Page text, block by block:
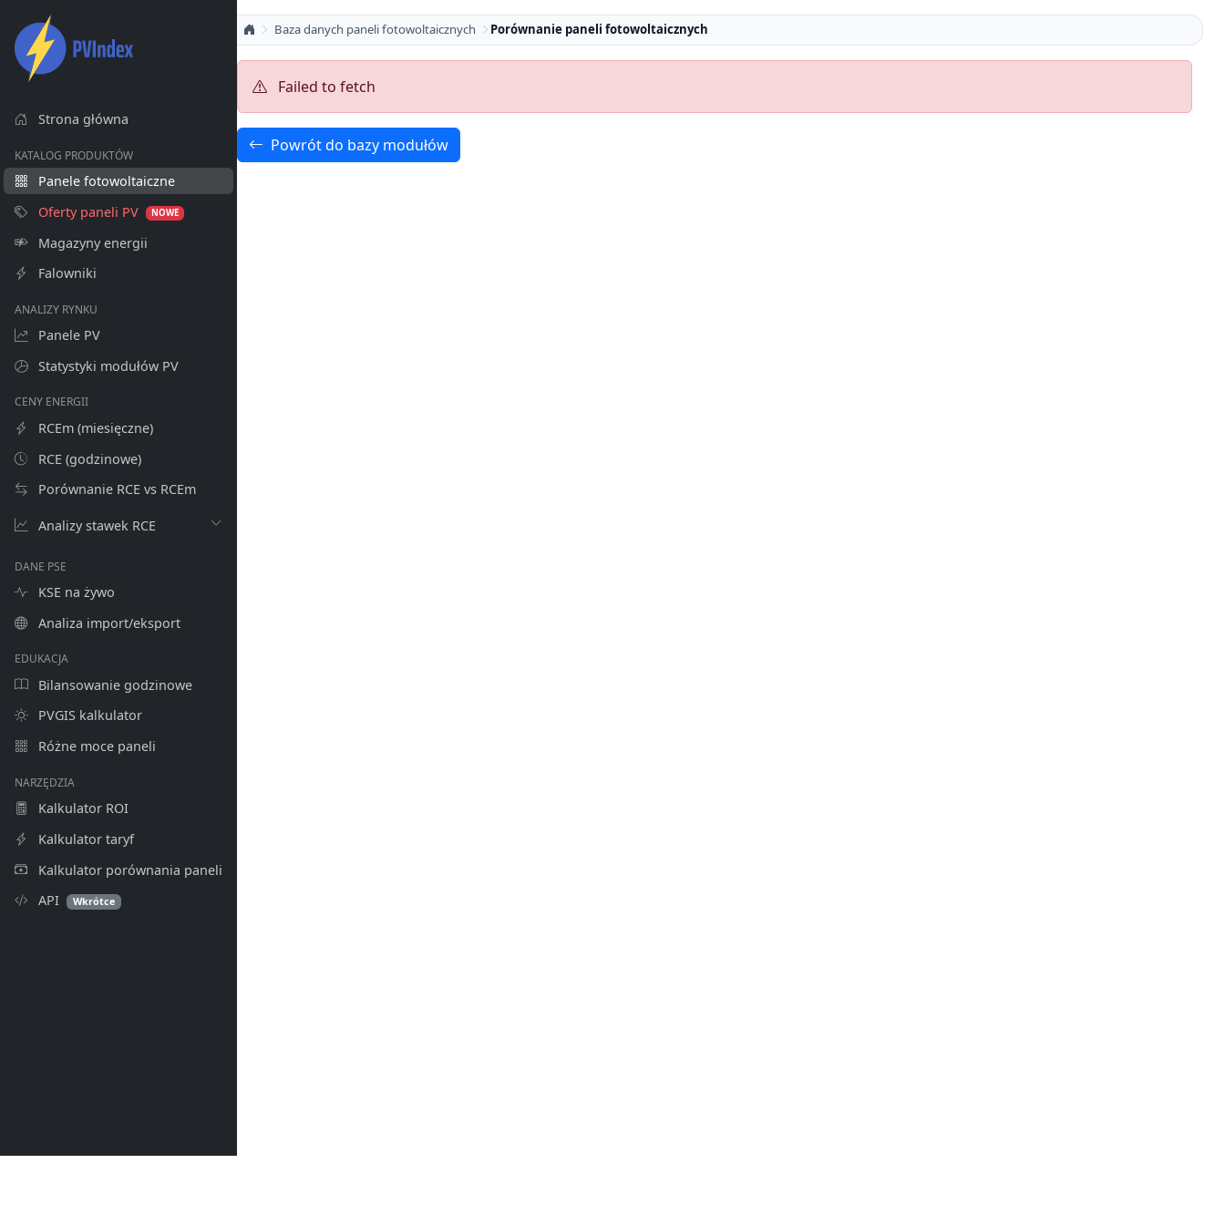
Strona główna
KATALOG PRODUKTÓW
Panele fotowoltaiczne
Oferty paneli PV
NOWE
Magazyny energii
Falowniki
ANALIZY RYNKU
Panele PV
Statystyki modułów PV
CENY ENERGII
RCEm (miesięczne)
RCE (godzinowe)
Porównanie RCE vs RCEm
Analizy stawek RCE
DANE PSE
KSE na żywo
Analiza import/eksport
EDUKACJA
Bilansowanie godzinowe
PVGIS kalkulator
Różne moce paneli
NARZĘDZIA
Kalkulator ROI
Kalkulator taryf
Kalkulator porównania paneli
API
Wkrótce
Baza danych paneli fotowoltaicznych Porównanie paneli fotowoltaicznych
Failed to fetch
Powrót do bazy modułów